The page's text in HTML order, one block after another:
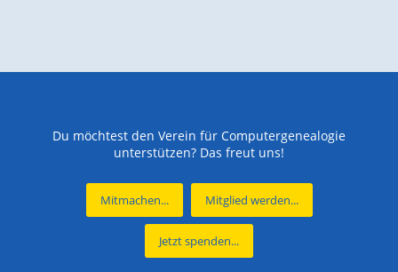
Du möchtest den Verein für Computergenealogie
unterstützen? Das freut uns!
Mitmachen... Mitglied werden...
Jetzt spenden...